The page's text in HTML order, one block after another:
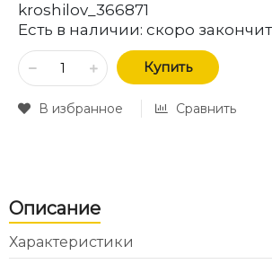
kroshilov_366871
Есть в наличии: скоро
Купить
В избранное Сравнить
Описание
Характеристики